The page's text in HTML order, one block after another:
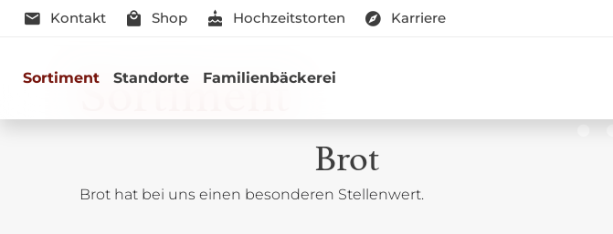
Kontakt Shop Hochzeitstorten Karriere
Sortiment Standorte Familienbäckerei
Sortiment
Brot
Brot hat bei uns einen besonderen Stellenwert.